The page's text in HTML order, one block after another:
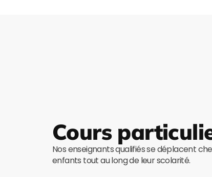
Cours
Nos enseignants qualifiés se déplacent
enfants tout au long de leur scolarité.